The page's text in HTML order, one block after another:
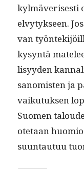
kylmäveris­es­ti
elvy­tyk­seen.
van
kysyn­tä
lisyy­den
san­omis­ten ja
vaiku­tuk­sen
Suomen
ote­taan
suun­tau­tuu